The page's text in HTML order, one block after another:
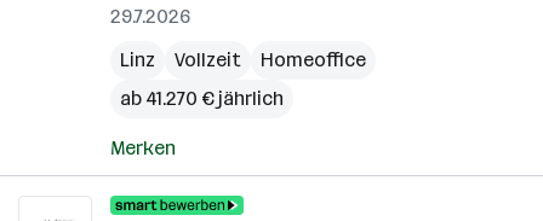
29.7.2026
Linz
Vollzeit
Homeoffice
ab 41.270 € jährlich
Merken